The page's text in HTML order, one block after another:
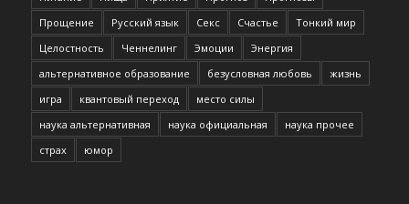
Прощение
Русский язык Секс Счастье
Тонкий мир
Целостность
Ченнелинг Эмоции
Энергия
альтернативное образование
безусловная любовь
жизнь
игра
квантовый переход
место силы
наука альтернативная
наука официальная
наука прочее
страх
юмор